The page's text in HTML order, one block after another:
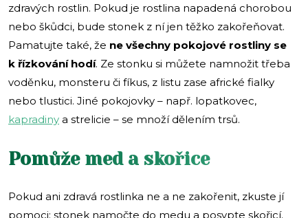
zdravých rostlin. Pokud je rostlina napadená chorobou
nebo škůdci, bude stonek z ní jen těžko zakořeňovat.
Pamatujte také, že ne všechny pokojové rostliny se
k řízkování hodí. Ze stonku si můžete namnožit třeba
voděnku, monsteru či fíkus, z listu zase africké fialky
nebo tlustici. Jiné pokojovky – např. lopatkovec,
kapradiny a strelicie – se množí dělením trsů.
Pomůže med a skořice
Pokud ani zdravá rostlinka ne a ne zakořenit, zkuste jí
pomoci: stonek namočte do medu a posypte skořicí.